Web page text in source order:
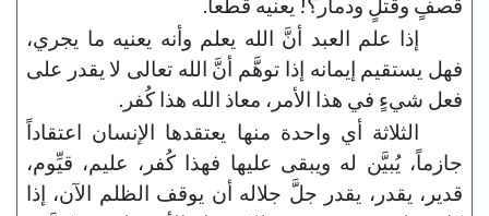
إذا علم العبد أنَّ الله يعلم وأنه يعنيه ما يجري،
فهل يستقيم إيمانه إذا توهَّم أنَّ الله تعالى لا يقدر على
فعل شيءٍ في هذا الأمر، معاذ الله هذا كُفر.
الثلاثة أي واحدة منها يعتقدها الإنسان اعتقاداً
جازماً، يُبيَّن له ويبقى عليها فهذا كُفر، عليم، قيِّوم،
قدير، يقدر، يقدر جلَّ جلاله أن يوقف الظلم الآن، إذا